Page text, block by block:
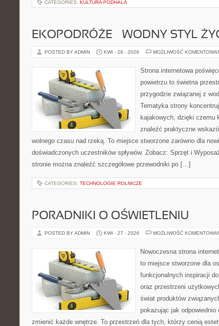
CATEGORIES: KULTURA PODHALA
EKOPODRÓŻE – WODNY STYL
POSTED BY ADMIN KWI - 28 - 2026 MOŻLIWOŚĆ
Strona internetowa
powietrzu to świetna
przygodzie związanej z
Tematyka strony
kajakowych, dzięki czemu
znaleźć praktyczne
wolnego czasu nad rzeką. To miejsce stworzone zarówno dla
doświadczonych uczestników spływów. Zobacz: Sprzęt i
stronie można znaleźć szczegółowe przewodniki po […]
CATEGORIES: TECHNOLOGIE ROLNICZE
PORADNIKI O OŚWIETLENIU
POSTED BY ADMIN KWI - 27 - 2026 MOŻLIWOŚĆ
Nowoczesna strona
to miejsce stworzone dla
funkcjonalnych inspiracji
oraz przestrzeni
świat produktów
pokazując jak odpowiednio
zmienić każde wnętrze. To przestrzeń dla tych, którzy cenią